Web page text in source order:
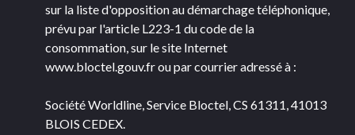
sur la liste d'opposition au démarchage téléphonique,
prévu par l'article L223-1 du code de la
consommation, sur le site Internet
www.bloctel.gouv.fr ou par courrier adressé à :
Société Worldline, Service Bloctel, CS 61311, 41013
BLOIS CEDEX.